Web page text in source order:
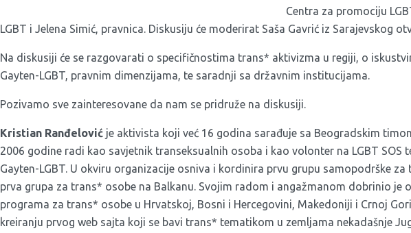
Centra za promociju
LGBT i Jelena Simić, pravnica. Diskusiju će moderirat Saša Gavrić iz Sarajevskog
Na diskusiji će se razgovarati o specifičnostima trans* aktivizma u regiji, o
Gayten-LGBT, pravnim dimenzijama, te saradnji sa državnim institucijama.
Pozivamo sve zainteresovane da nam se pridruže na diskusiji.
Kristian Ranđelović je aktivista koji već 16 godina sarađuje sa Beogradskim
2006 godine radi kao savjetnik transeksualnih osoba i kao volonter na LGBT SOS
Gayten-LGBT. U okviru organizacije osniva i kordinira prvu grupu samopodrške za
prva grupa za trans* osobe na Balkanu. Svojim radom i angažmanom dobrinio je
programa za trans* osobe u Hrvatskoj, Bosni i Hercegovini, Makedoniji i Crnoj
kreiranju prvog web sajta koji se bavi trans* tematikom u zemljama nekadašnje